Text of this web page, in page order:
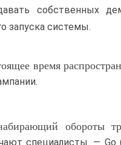
собственных
запуска системы.
время
обороты
специалисты. — Go